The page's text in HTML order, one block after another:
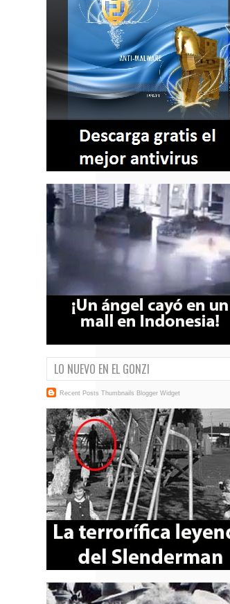
LO NUEVO EN EL GONZI
Recent Posts Thumbnails Blogger Widget